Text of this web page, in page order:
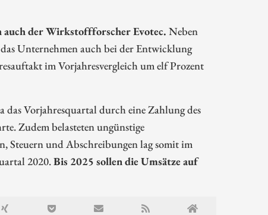
auch der Wirkstoffforscher Evotec. Neben
Unternehmen auch bei der Entwicklung
im Vorjahresvergleich um elf Prozent
das Vorjahresquartal durch eine Zahlung des
Zudem belasteten ungünstige
Steuern und Abschreibungen lag somit im
2020.Bis 2025 sollen die Umsätze auf